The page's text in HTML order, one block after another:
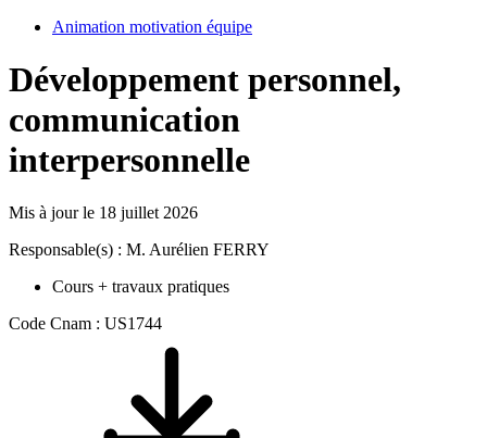
Animation motivation équipe
Développement personnel,
communication
interpersonnelle
Mis à jour le 18 juillet 2026
Responsable(s) : M. Aurélien FERRY
Cours + travaux pratiques
Code Cnam : US1744